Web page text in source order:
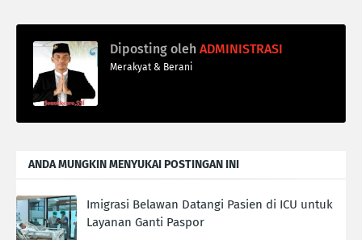
Diposting oleh ADMINISTRASI
Merakyat & Berani
ANDA MUNGKIN MENYUKAI POSTINGAN INI
Imigrasi Belawan Datangi Pasien di ICU untuk
Layanan Ganti Paspor